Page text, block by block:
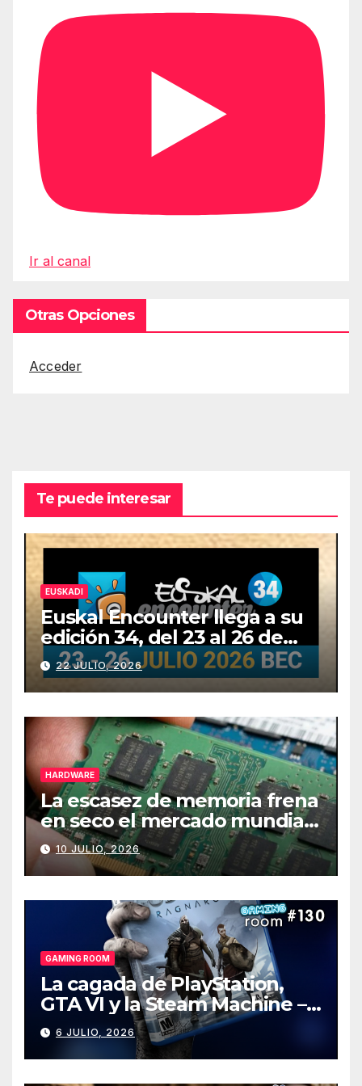
Ir al canal
Otras Opciones
Acceder
Te puede interesar
EUSKADI
Euskal Encounter llega a su
edición 34, del 23 al 26 de
julio
22 JULIO, 2026
HARDWARE
La escasez de memoria frena
en seco el mercado mundial
de PCs
10 JULIO, 2026
GAMING ROOM
La cagada de PlayStation,
GTA VI y la Steam Machine –
Gaming Room #130
6 JULIO, 2026